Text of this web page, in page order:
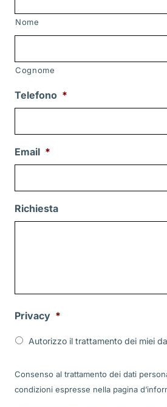
Nome
Cognome
Telefono *
Email *
Richiesta
Privacy *
Autorizzo il trattamento dei miei
Consenso al trattamento dei dati
condizioni espresse nella pagina